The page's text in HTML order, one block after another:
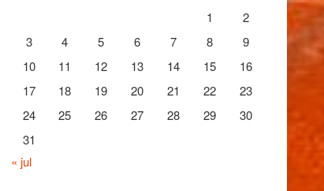
1
2
3
4 5 6 7 8
9
10
11 12 13 14 15
16
17
18 19 20 21 22
23
24
25 26 27 28 29
30
31
« jul